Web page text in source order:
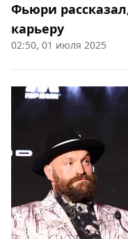
Фьюри
карьеру
02:50, 01 июля 2025